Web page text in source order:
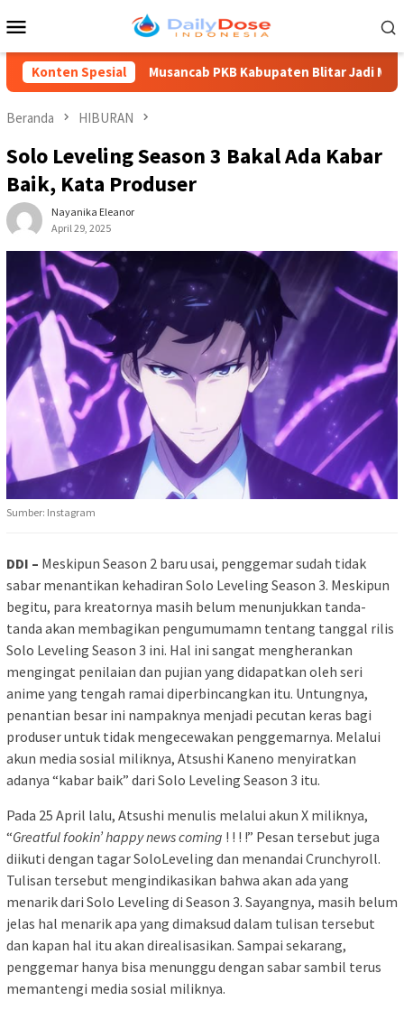
ke
Mobile
Konten Spesial
Musancab PKB Kabupaten Blitar Jadi Momentum
Beranda HIBURAN
Solo Leveling Season 3 Bakal Ada Kabar
Baik, Kata Produser
Nayanika Eleanor
April 29, 2025
Sumber: Instagram
DDI – Meskipun Season 2 baru usai, penggemar sudah tidak
sabar menantikan kehadiran Solo Leveling Season 3. Meskipun
begitu, para kreatornya masih belum menunjukkan tanda-
tanda akan membagikan pengumumamn tentang tanggal rilis
Solo Leveling Season 3 ini. Hal ini sangat mengherankan
mengingat penilaian dan pujian yang didapatkan oleh seri
anime yang tengah ramai diperbincangkan itu. Untungnya,
penantian besar ini nampaknya menjadi pecutan keras bagi
produser untuk tidak mengecewakan penggemarnya. Melalui
akun media sosial miliknya, Atsushi Kaneno menyiratkan
adanya “kabar baik” dari Solo Leveling Season 3 itu.
Pada 25 April lalu, Atsushi menulis melalui akun X miliknya,
“Greatful fookin’ happy news coming ! ! ! !” Pesan tersebut juga
diikuti dengan tagar SoloLeveling dan menandai Crunchyroll.
Tulisan tersebut mengindikasikan bahwa akan ada yang
menarik dari Solo Leveling di Season 3. Sayangnya, masih belum
jelas hal menarik apa yang dimaksud dalam tulisan tersebut
dan kapan hal itu akan direalisasikan. Sampai sekarang,
penggemar hanya bisa menunggu dengan sabar sambil terus
memantengi media sosial miliknya.